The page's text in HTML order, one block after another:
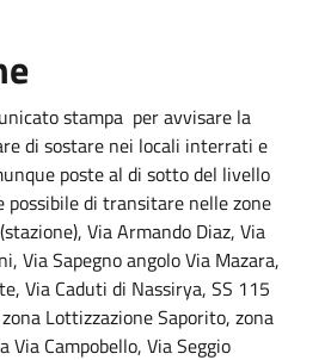
stampa per avvisare la
di sostare nei locali interrati e
poste al di sotto del livello
possibile di transitare nelle zone
Via Armando Diaz, Via
Via Sapegno angolo Via Mazara,
Via Caduti di Nassirya, SS 115
Lottizzazione Saporito, zona
Via Campobello, Via Seggio